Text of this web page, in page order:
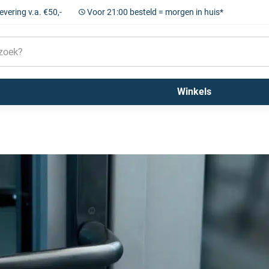
v.a. €50,- Voor 21:00 besteld = morgen in huis*
Winkels